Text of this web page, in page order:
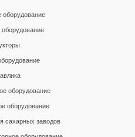
оборудование
оборудование
оборудование
сахарных заводов